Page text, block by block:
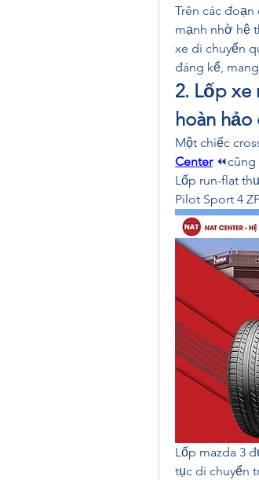
Trên các
mạnh nhờ hệ
xe di chuyển
đáng kể,
2. Lốp xe
hoàn
Một chiếc
Center ⏪cũng
Lốp run-flat
Pilot Sport 4
Lốp mazda 3
tục di chuyển